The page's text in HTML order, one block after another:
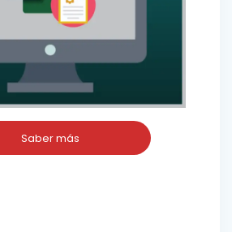
Saber más